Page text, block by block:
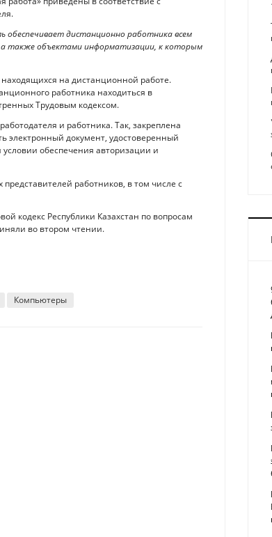
дистанционно работника всем
также объектами информатизации, к которым
на дистанционной работе.
работника находиться в
Трудовым кодексом.
и работника. Так, закреплена
электронный документ, удостоверенный
обеспечения авторизации и
работников, в том числе с
кодекс Республики Казахстан по вопросам
во втором чтении.
Компьютеры